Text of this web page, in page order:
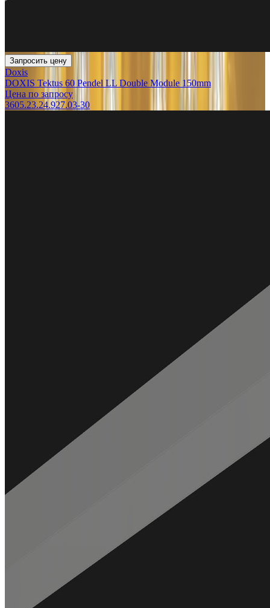
Запросить цену
Doxis
DOXIS Tektus 60 Pendel LL Double Module 150mm
Цена по запросу
3605.23.24.927.03-30